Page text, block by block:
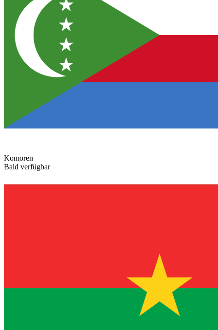
Komoren
Bald verfügbar